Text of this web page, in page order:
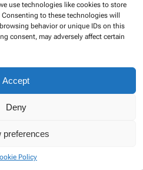
use technologies like cookies to store
to these technologies will
behavior or unique IDs on this
consent, may adversely affect certain
Accept
Deny
preferences
Policy
voorbehouden.